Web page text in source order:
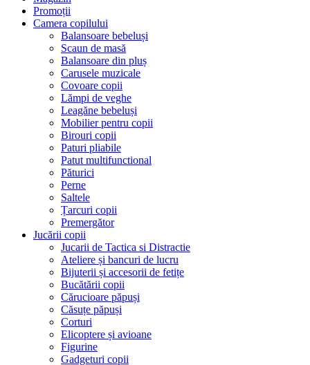
Promoții
Camera copilului
Balansoare bebeluși
Scaun de masă
Balansoare din pluș
Carusele muzicale
Covoare copii
Lămpi de veghe
Leagăne bebeluși
Mobilier pentru copii
Birouri copii
Paturi pliabile
Patut multifunctional
Păturici
Perne
Saltele
Țarcuri copii
Premergător
Jucării copii
Jucarii de Tactica si Distractie
Ateliere și bancuri de lucru
Bijuterii și accesorii de fetițe
Bucătării copii
Cărucioare păpuși
Căsuțe păpuși
Corturi
Elicoptere și avioane
Figurine
Gadgeturi copii